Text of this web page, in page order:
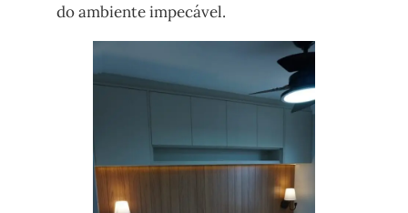
do ambiente impecável.